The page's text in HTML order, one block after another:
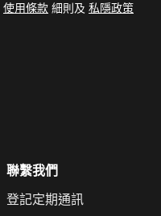
使用條款 細則及 私隱政策
聯繫我們
登記定期通訊